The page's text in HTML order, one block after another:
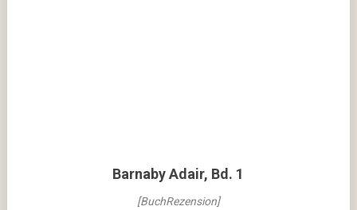
Barnaby Adair, Bd. 1
[BuchRezension]